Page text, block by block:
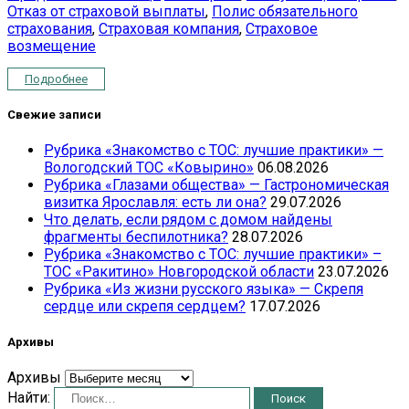
Отказ от страховой выплаты, Полис обязательного
страхования, Страховая компания, Страховое
возмещение
Подробнее
Свежие записи
Рубрика «Знакомство с ТОС: лучшие практики» —
Вологодский ТОС «Ковырино» 06.08.2026
Рубрика «Глазами общества» — Гастрономическая
визитка Ярославля: есть ли она? 29.07.2026
Что делать, если рядом с домом найдены
фрагменты беспилотника? 28.07.2026
Рубрика «Знакомство с ТОС: лучшие практики» –
ТОС «Ракитино» Новгородской области 23.07.2026
Рубрика «Из жизни русского языка» — Скрепя
сердце или скрепя сердцем? 17.07.2026
Архивы
Архивы
Найти: